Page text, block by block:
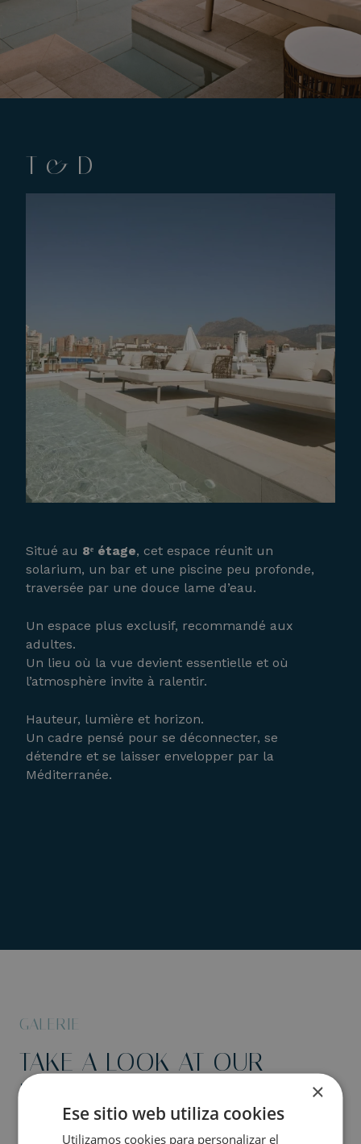
T & D
Situé au 8ᵉ étage, cet espace réunit un
solarium, un bar et une piscine peu profonde,
traversée par une douce lame d’eau.
Un espace plus exclusif, recommandé aux
adultes.
Un lieu où la vue devient essentielle et où
l’atmosphère invite à ralentir.
Hauteur, lumière et horizon.
Un cadre pensé pour se déconnecter, se
détendre et se laisser envelopper par la
Méditerranée.
GALERIE
TAKE A LOOK AT OUR
PHOTO GALLERY.
×
Ese sitio web utiliza cookies
Utilizamos cookies para personalizar el